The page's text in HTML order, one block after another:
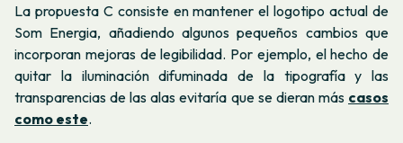
La propuesta C consiste en mantener el logotipo actual de
Som Energia, añadiendo algunos pequeños cambios que
incorporan mejoras de legibilidad. Por ejemplo, el hecho de
quitar la iluminación difuminada de la tipografía y las
transparencias de las alas evitaría que se dieran más casos
como este.